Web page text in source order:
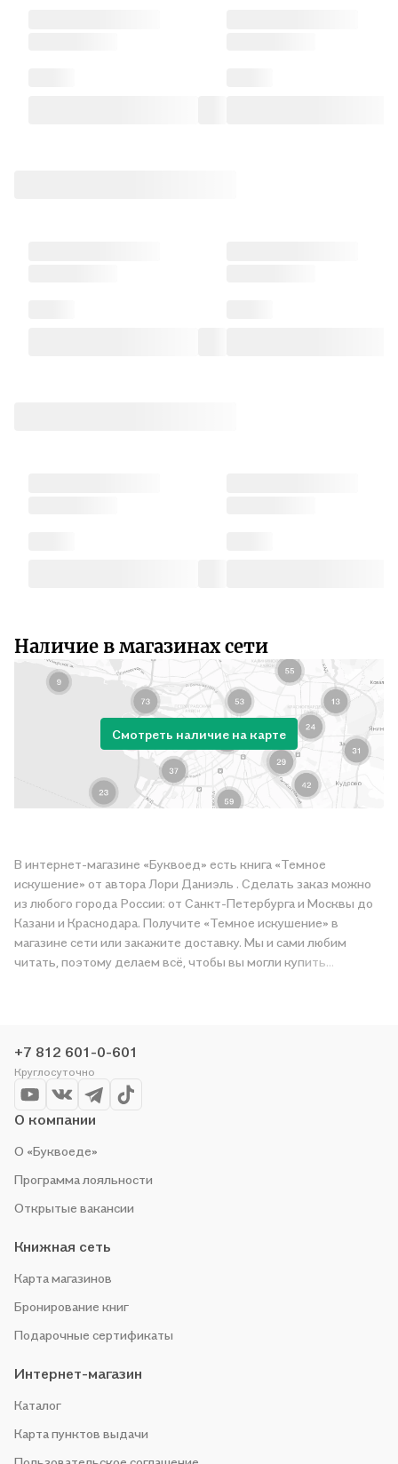
Наличие в магазинах сети
Смотреть наличие на карте
В интернет-магазине «Буквоед» есть книга «Темное
искушение» от автора Лори Даниэль . Сделать заказ можно
из любого города России: от Санкт-Петербурга и Москвы до
Казани и Краснодара. Получите «Темное искушение» в
магазине сети или закажите доставку. Мы и сами любим
читать, поэтому делаем всё, чтобы вы могли купить
+7 812 601-0-601
Круглосуточно
О компании
О «Буквоеде»
Программа лояльности
Открытые вакансии
Книжная сеть
Карта магазинов
Бронирование книг
Подарочные сертификаты
Интернет-магазин
Каталог
Карта пунктов выдачи